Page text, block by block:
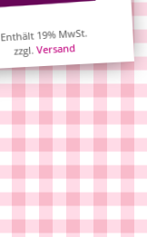
Enthält 19% MwSt.
zzgl.Versand